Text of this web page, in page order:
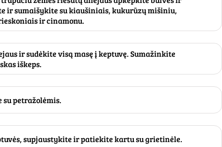
ir sumaišykite su kiaušiniais, kukurūzų mišiniu,
ir cinamonu.
ir sudėkite visą masę į keptuvę. Sumažinkite
iškeps.
petražolėmis.
supjaustykite ir patiekite kartu su grietinėle.